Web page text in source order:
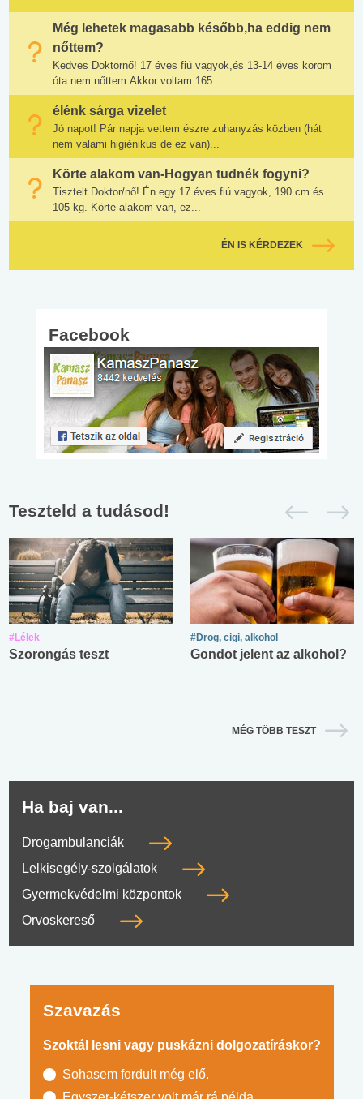
Még lehetek magasabb később,ha eddig nem
nőttem?
Kedves Doktornő! 17 éves fiú vagyok,és 13-14 éves korom
óta nem nőttem.Akkor voltam 165...
élénk sárga vizelet
Jó napot! Pár napja vettem észre zuhanyzás közben (hát
nem valami higiénikus de ez van)...
Körte alakom van-Hogyan tudnék fogyni?
Tisztelt Doktor/nő! Én egy 17 éves fiú vagyok, 190 cm és
105 kg. Körte alakom van, ez...
ÉN IS KÉRDEZEK
Facebook
Teszteld a tudásod!
#Lélek
Szorongás teszt
#Drog, cigi, alkohol
Gondot jelent az alkohol?
MÉG TÖBB TESZT
Ha baj van...
Drogambulanciák
Lelkisegély-szolgálatok
Gyermekvédelmi központok
Orvoskereső
Szavazás
Szoktál lesni vagy puskázni dolgozatíráskor?
Sohasem fordult még elő.